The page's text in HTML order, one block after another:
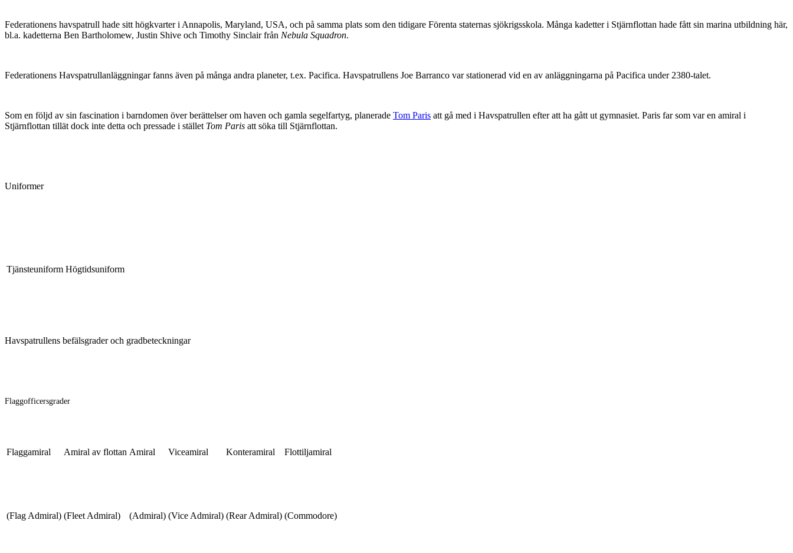
Federationens havspatrull hade sitt högkvarter i Annapolis, Maryland, USA, och på samma plats som den tidigare Förenta staternas sjökrigsskola. Många kadetter i Stjärnflottan hade fått sin marina utbildning här,
bl.a. kadetterna Ben Bartholomew, Justin Shive och Timothy Sinclair från Nebula Squadron.
Federationens Havspatrullanläggningar fanns även på många andra planeter, t.ex. Pacifica. Havspatrullens Joe Barranco var stationerad vid en av anläggningarna på Pacifica under 2380-talet.
Som en följd av sin fascination i barndomen över berättelser om haven och gamla segelfartyg, planerade Tom Paris att gå med i Havspatrullen efter att ha gått ut gymnasiet. Paris far som var en amiral i
Stjärnflottan tillät dock inte detta och pressade i stället Tom Paris att söka till Stjärnflottan.
Uniformer
Tjänsteuniform Högtidsuniform
Havspatrullens befälsgrader och gradbeteckningar
Flaggofficersgrader
Flaggamiral Amiral av flottan Amiral Viceamiral Konteramiral Flottiljamiral
(Flag Admiral) (Fleet Admiral) (Admiral) (Vice Admiral) (Rear Admiral) (Commodore)